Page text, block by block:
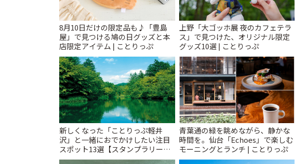
8月10日だけの限定品も♪「豊島
屋」で見つける鳩の日グッズと本
店限定アイテム | ことりっぷ
上野「大ゴッホ展 夜のカフェテラ
ス」で見つけた、オリジナル限定
グッズ10選 | ことりっぷ
新しくなった「ことりっぷ軽井
沢」と一緒におでかけしたい注目
スポット13選【スタンプラリー開
催中】 | ことりっぷ
青葉通の緑を眺めながら、静かな
時間を。仙台「Echoes」で楽しむ
モーニングとランチ | ことりっぷ